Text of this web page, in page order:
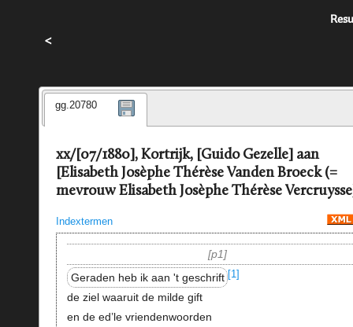
<
gg.20780
xx/[07/1880], Kortrijk, [Guido Gezelle] aan
[Elisabeth Josèphe Thérèse Vanden Broeck (=
mevrouw Elisabeth Josèphe Thérèse
Indextermen
p1
Geraden heb ik aan 't geschrift
[1]
de ziel waaruit de milde gift
en de ed’le vriendenwoorden